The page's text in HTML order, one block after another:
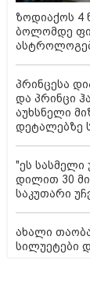
ზოდიაქოს 4
ბოლომდე
პრინცესა
და პრინცი
აუხსნელი
დეტალებზე
"ეს სასმელი
დილით 30
საკუთარი
ახალი
სილუეტები